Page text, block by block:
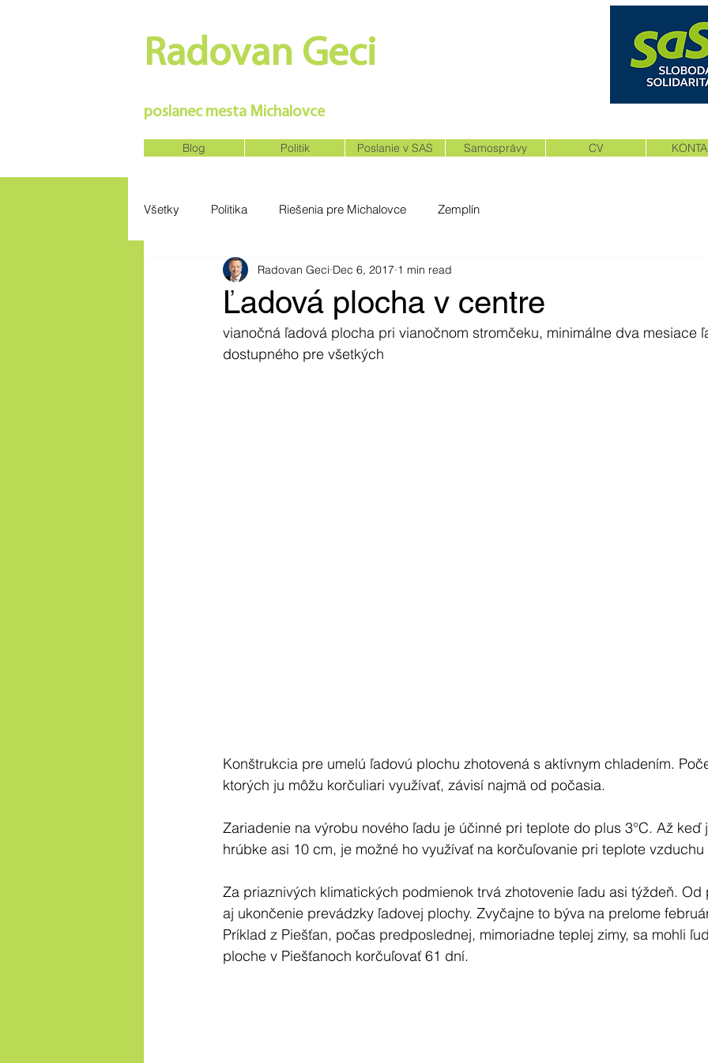
Radovan Geci​
poslanec mesta Michalovce
Blog Politik Poslanie v SAS Samosprávy CV
Všetky Politika Riešenia pre Michalovce Zemplín
Ľadová plocha v centre
Radovan Geci Dec 6, 2017 1 min read
vianočná ľadová plocha pri vianočnom stromčeku, minimálne dva mesiace
dostupného pre všetkých
Konštrukcia pre umelú ľadovú plochu zhotovená s aktívnym chladením.
ktorých ju môžu korčuliari využívať, závisí najmä od počasia.
Zariadenie na výrobu nového ľadu je účinné pri teplote do plus 3°C. Až
hrúbke asi 10 cm, je možné ho využívať na korčuľovanie pri teplote vzduchu
Za priaznivých klimatických podmienok trvá zhotovenie ľadu asi týždeň.
aj ukončenie prevádzky ľadovej plochy. Zvyčajne to býva na prelome
Príklad z Piešťan, počas predposlednej, mimoriadne teplej zimy, sa mohli
ploche v Piešťanoch korčuľovať 61 dní.